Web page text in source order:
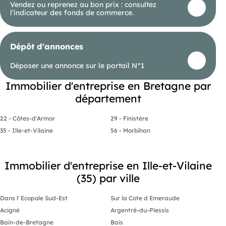
RCP S.A.A.
: L'Immobilier sur Mesure !
Vendez ou reprenez au bon prix : consultez
l’indicateur des fonds de commerce.
Dépôt d'annonces
Déposer une annonce sur le portail N°1
Immobilier d'entreprise en Bretagne par
département
22 - Côtes-d'Armor
29 - Finistère
35 - Ille-et-Vilaine
56 - Morbihan
Immobilier d'entreprise en Ille-et-Vilaine
(35) par ville
Dans l' Ecopole Sud-Est
Sur la Cote d Emeraude
Acigné
Argentré-du-Plessis
Bain-de-Bretagne
Bais